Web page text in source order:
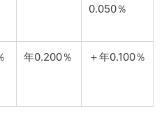
0.050％
年0.200％ ＋年0.100％